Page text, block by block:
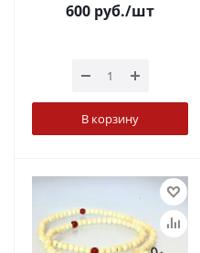
600 руб./шт
В корзину